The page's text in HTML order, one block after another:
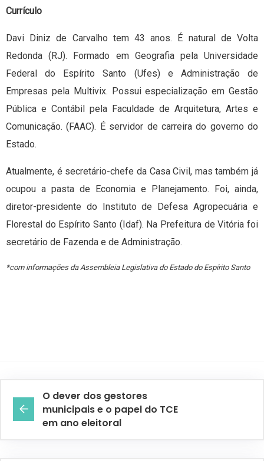
Currículo
Davi Diniz de Carvalho tem 43 anos. É natural de Volta
Redonda (RJ). Formado em Geografia pela Universidade
Federal do Espírito Santo (Ufes) e Administração de
Empresas pela Multivix. Possui especialização em Gestão
Pública e Contábil pela Faculdade de Arquitetura, Artes e
Comunicação. (FAAC). É servidor de carreira do governo do
Estado.
Atualmente, é secretário-chefe da Casa Civil, mas também já
ocupou a pasta de Economia e Planejamento. Foi, ainda,
diretor-presidente do Instituto de Defesa Agropecuária e
Florestal do Espírito Santo (Idaf). Na Prefeitura de Vitória foi
secretário de Fazenda e de Administração.
*com informações da Assembleia Legislativa do Estado do Espírito Santo
O dever dos gestores
municipais e o papel do TCE
em ano eleitoral